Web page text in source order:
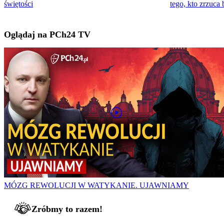
świętości tego, kto zrzuca
Oglądaj na PCh24 TV
MÓZG REWOLUCJI W WATYKANIE. UJAWNIAMY
Zróbmy to razem!